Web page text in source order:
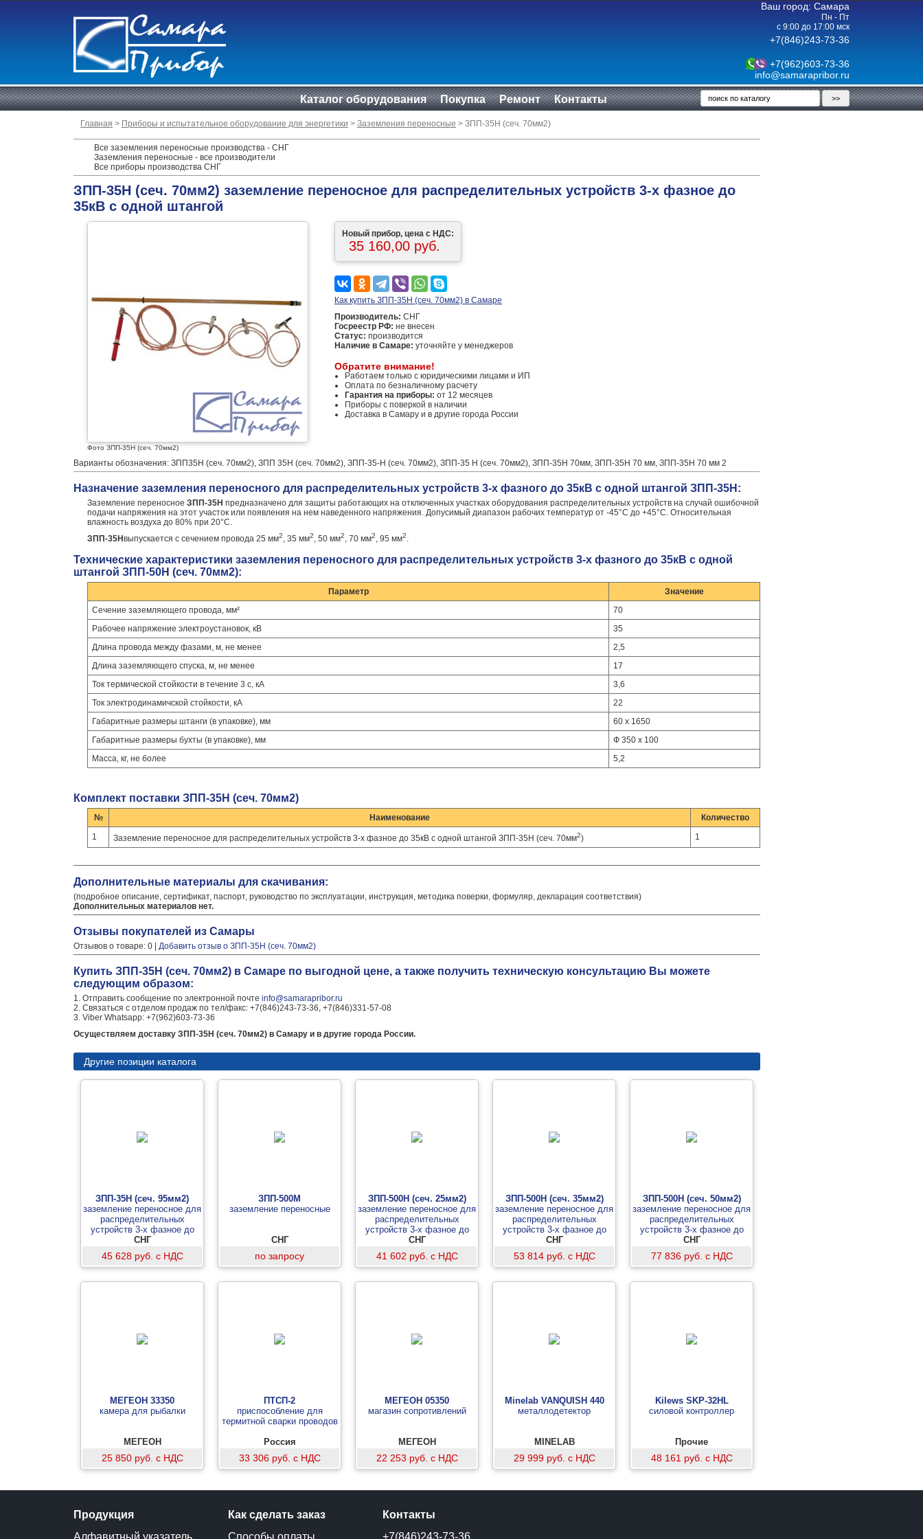
Ваш город: Самара
Пн - Пт
с 9:00 до 17:00 мск
+7(846)243-73-36
+7(962)603-73-36
info@samarapribor.ru
Каталог оборудования Покупка Ремонт Контакты
Главная > Приборы и испытательное оборудование для энергетики > Заземления переносные > ЗПП-35Н (сеч. 70мм2)
Все заземления переносные производства - СНГ
Заземления переносные - все производители
Все приборы производства СНГ
ЗПП-35Н (сеч. 70мм2) заземление переносное для распределительных устройств 3-х фазное до
35кВ с одной штангой
Фото ЗПП-35Н (сеч. 70мм2)
Новый прибор, цена с НДС:
35 160,00 руб.
Как купить ЗПП-35Н (сеч. 70мм2) в Самаре
Производитель: СНГ
Госреестр РФ: не внесен
Статус: производится
Наличие в Самаре: уточняйте у менеджеров
Обратите внимание!
Работаем только с юридическими лицами и ИП
Оплата по безналичному расчету
Гарантия на приборы: от 12 месяцев
Приборы с поверкой в наличии
Доставка в Самару и в другие города России
Варианты обозначения: ЗПП35Н (сеч. 70мм2), ЗПП 35Н (сеч. 70мм2), ЗПП-35-Н (сеч. 70мм2), ЗПП-35 Н (сеч. 70мм2), ЗПП-35Н 70мм, ЗПП-35Н 70 мм, ЗПП-35Н 70 мм 2
Назначение заземления переносного для распределительных устройств 3-х фазного до 35кВ с одной штангой ЗПП-35Н:
Заземление переносное ЗПП-35Н предназначено для защиты работающих на отключенных участках оборудования распределительных устройств на случай ошибочной
подачи напряжения на этот участок или появления на нем наведенного напряжения. Допусимый диапазон рабочих температур от -45°С до +45°С. Относительная
влажность воздуха до 80% при 20°С.
ЗПП-35Нвыпускается с сечением провода 25 мм2, 35 мм2, 50 мм2, 70 мм2, 95 мм2.
Технические характеристики заземления переносного для распределительных устройств 3-х фазного до 35кВ с одной
штангой ЗПП-50Н (сеч. 70мм2):
Параметр
Значение
Сечение заземляющего провода, мм²
70
Рабочее напряжение электроустановок, кВ
35
Длина провода между фазами, м, не менее
2,5
Длина заземляющего спуска, м, не менее
17
Ток термической стойкости в течение 3 с, кА
3,6
Ток электродинамичской стойкости, кА
22
Габаритные размеры штанги (в упаковке), мм
60 x 1650
Габаритные размеры бухты (в упаковке), мм
Ф 350 x 100
Масса, кг, не более
5,2
Комплект поставки ЗПП-35Н (сеч. 70мм2)
№ Наименование
Количество
1
Заземление переносное для распределительных устройств 3-х фазное до 35кВ с одной штангой ЗПП-35Н (сеч. 70мм2) 1
Дополнительные материалы для скачивания:
(подробное описание, сертификат, паспорт, руководство по эксплуатации, инструкция, методика поверки, формуляр, декларация соответствия)
Дополнительных материалов нет.
Отзывы покупателей из Самары
Отзывов о товаре: 0 | Добавить отзыв о ЗПП-35Н (сеч. 70мм2)
Купить ЗПП-35Н (сеч. 70мм2) в Самаре по выгодной цене, а также получить техническую консультацию Вы можете
следующим образом:
1. Отправить сообщение по электронной почте info@samarapribor.ru
2. Связаться с отделом продаж по тел/факс: +7(846)243-73-36, +7(846)331-57-08
3. Viber Whatsapp: +7(962)603-73-36
Осуществляем доставку ЗПП-35Н (сеч. 70мм2) в Самару и в другие города России.
Другие позиции каталога
ЗПП-35Н (сеч. 95мм2)
заземление переносное для
распределительных
устройств 3-х фазное до
35кВ с одной штангой
СНГ
45 628 руб. с НДС
ЗПП-500М
заземление переносные
СНГ
по запросу
ЗПП-500Н (сеч. 25мм2)
заземление переносное для
распределительных
устройств 3-х фазное до
500кВ с одной штангой
СНГ
41 602 руб. с НДС
ЗПП-500Н (сеч. 35мм2)
заземление переносное для
распределительных
устройств 3-х фазное до
500кВ с одной штангой
СНГ
53 814 руб. с НДС
ЗПП-500Н (сеч. 50мм2)
заземление переносное для
распределительных
устройств 3-х фазное до
500кВ с одной штангой
СНГ
77 836 руб. с НДС
МЕГЕОН 33350
камера для рыбалки
МЕГЕОН
25 850 руб. с НДС
ПТСП-2
приспособление для
термитной сварки проводов
Россия
33 306 руб. с НДС
МЕГЕОН 05350
магазин сопротивлений
МЕГЕОН
22 253 руб. с НДС
Minelab VANQUISH 440
металлодетектор
MINELAB
29 999 руб. с НДС
Kilews SKP-32HL
силовой контроллер
Прочие
48 161 руб. с НДС
Продукция
Алфавитный указатель
Как сделать заказ
Способы оплаты
Контакты
+7(846)243-73-36